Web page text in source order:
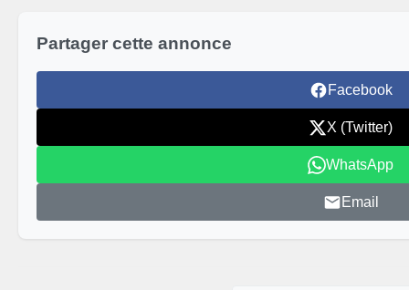
Partager cette annonce
Facebook
X (Twitter)
WhatsApp
Email